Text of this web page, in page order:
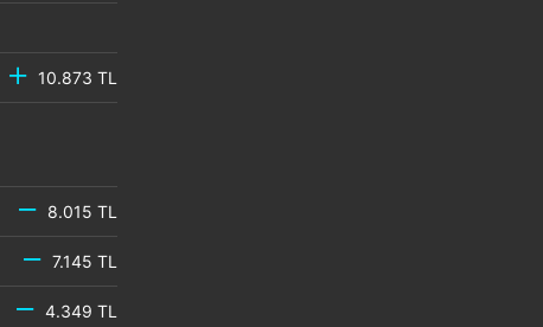
10.873 TL
8.015 TL
7.145 TL
4.349 TL